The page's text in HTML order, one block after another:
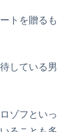
トを贈るも
している男
ゾフといっ